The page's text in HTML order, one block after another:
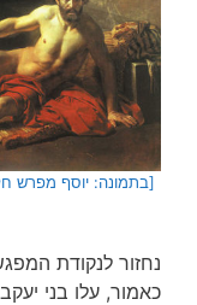
נחזור לנקודת
כאמור, עלו בני